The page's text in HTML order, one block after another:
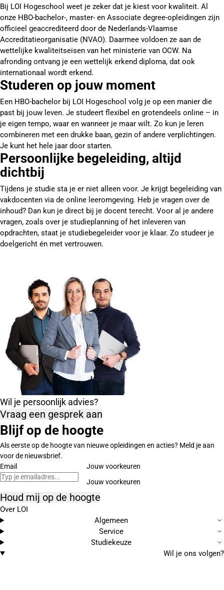
Bij LOI Hogeschool weet je zeker dat je kiest voor kwaliteit. Al
onze HBO-bachelor-, master- en Associate degree-opleidingen zijn
officieel geaccrediteerd door de Nederlands-Vlaamse
Accreditatieorganisatie (NVAO). Daarmee voldoen ze aan de
wettelijke kwaliteitseisen van het ministerie van OCW. Na
afronding ontvang je een wettelijk erkend diploma, dat ook
internationaal wordt erkend.
Studeren op jouw moment
Een HBO-bachelor bij LOI Hogeschool volg je op een manier die
past bij jouw leven. Je studeert flexibel en grotendeels online – in
je eigen tempo, waar en wanneer je maar wilt. Zo kun je leren
combineren met een drukke baan, gezin of andere verplichtingen.
Je kunt het hele jaar door starten.
Persoonlijke begeleiding, altijd
dichtbij
Tijdens je studie sta je er niet alleen voor. Je krijgt begeleiding van
vakdocenten via de online leeromgeving. Heb je vragen over de
inhoud? Dan kun je direct bij je docent terecht. Voor al je andere
vragen, zoals over je studieplanning of het inleveren van
opdrachten, staat je studiebegeleider voor je klaar. Zo studeer je
doelgericht én met vertrouwen.
Wil je persoonlijk advies?
Vraag een gesprek aan
Blijf op de hoogte
Als eerste op de hoogte van nieuwe opleidingen en acties? Meld je aan
voor de nieuwsbrief.
Email
Jouw voorkeuren
Houd mij op de hoogte
Over LOI
Algemeen
Service
Studiekeuze
Wil je ons volgen?